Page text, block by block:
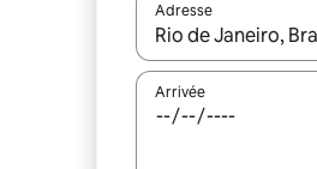
Adresse
Lorsque les
Arrivée